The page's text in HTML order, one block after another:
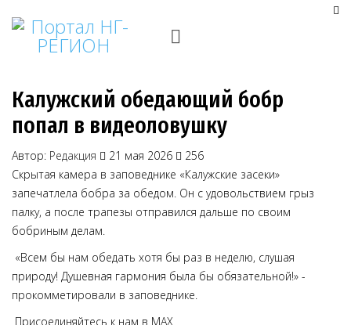
Калужский обедающий бобр
попал в видеоловушку
Автор: Редакция 21 мая 2026
256
Скрытая камера в заповеднике «Калужские засеки»
запечатлела бобра за обедом. Он с удовольствием грыз
палку, а после трапезы отправился дальше по своим
бобриным делам.
«Всем бы нам обедать хотя бы раз в неделю, слушая
природу! Душевная гармония была бы обязательной!» -
прокомметировали в заповеднике.
Присоединяйтесь к нам в MAX